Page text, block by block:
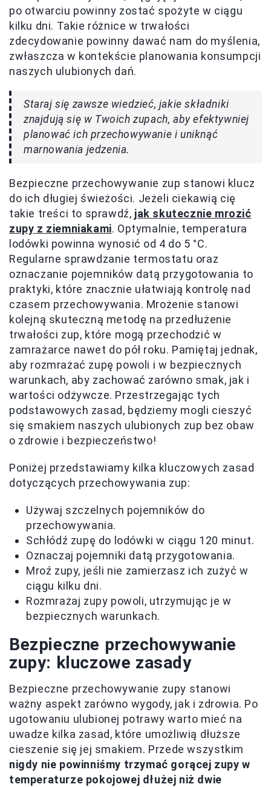
po otwarciu powinny zostać spożyte w ciągu
kilku dni. Takie różnice w trwałości
zdecydowanie powinny dawać nam do myślenia,
zwłaszcza w kontekście planowania konsumpcji
naszych ulubionych dań.
Staraj się zawsze wiedzieć, jakie składniki
znajdują się w Twoich zupach, aby efektywniej
planować ich przechowywanie i uniknąć
marnowania jedzenia.
Bezpieczne przechowywanie zup stanowi klucz
do ich długiej świeżości. Jeżeli ciekawią cię
takie treści to sprawdź, jak skutecznie mrozić
zupy z ziemniakami. Optymalnie, temperatura
lodówki powinna wynosić od 4 do 5 °C.
Regularne sprawdzanie termostatu oraz
oznaczanie pojemników datą przygotowania to
praktyki, które znacznie ułatwiają kontrolę nad
czasem przechowywania. Mrożenie stanowi
kolejną skuteczną metodę na przedłużenie
trwałości zup, które mogą przechodzić w
zamrażarce nawet do pół roku. Pamiętaj jednak,
aby rozmrażać zupę powoli i w bezpiecznych
warunkach, aby zachować zarówno smak, jak i
wartości odżywcze. Przestrzegając tych
podstawowych zasad, będziemy mogli cieszyć
się smakiem naszych ulubionych zup bez obaw
o zdrowie i bezpieczeństwo!
Poniżej przedstawiamy kilka kluczowych zasad
dotyczących przechowywania zup:
Używaj szczelnych pojemników do
przechowywania.
Schłódź zupę do lodówki w ciągu 120 minut.
Oznaczaj pojemniki datą przygotowania.
Mroź zupy, jeśli nie zamierzasz ich zużyć w
ciągu kilku dni.
Rozmrażaj zupy powoli, utrzymując je w
bezpiecznych warunkach.
Bezpieczne przechowywanie
zupy: kluczowe zasady
Bezpieczne przechowywanie zupy stanowi
ważny aspekt zarówno wygody, jak i zdrowia. Po
ugotowaniu ulubionej potrawy warto mieć na
uwadze kilka zasad, które umożliwią dłuższe
cieszenie się jej smakiem. Przede wszystkim
nigdy nie powinniśmy trzymać gorącej zupy w
temperaturze pokojowej dłużej niż dwie